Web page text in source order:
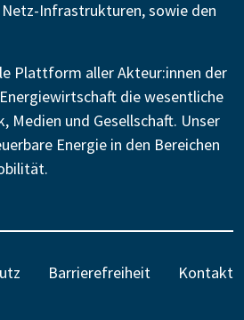
Infrastrukturen, sowie den
Plattform aller Akteur:innen der
die wesentliche
Medien und Gesellschaft. Unser
Energie in den Bereichen
Barrierefreiheit
Kontakt